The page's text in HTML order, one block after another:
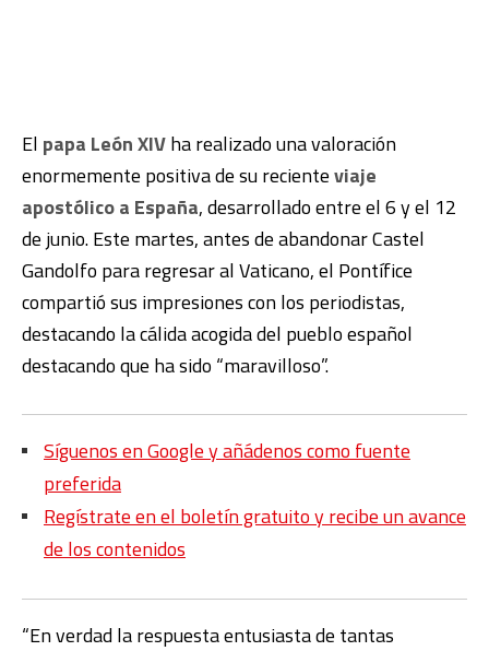
El papa León XIVha realizado una valoración
enormemente positiva de su recienteviaje
apostólico a España, desarrollado entre el 6 y el 12
de junio. Este martes, antes de abandonar Castel
Gandolfo para regresar al Vaticano, el Pontífice
compartió sus impresiones con los periodistas,
destacando la cálida acogida del pueblo español
destacando que ha sido “maravilloso”.
Síguenos en Google y añádenos como fuente
preferida
Regístrate en el boletín gratuito y recibe un avance
de los contenidos
“En verdad la respuesta entusiasta de tantas